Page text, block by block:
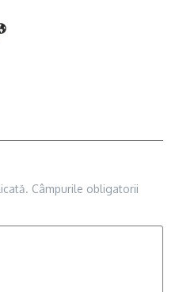
Câmpurile obligatorii